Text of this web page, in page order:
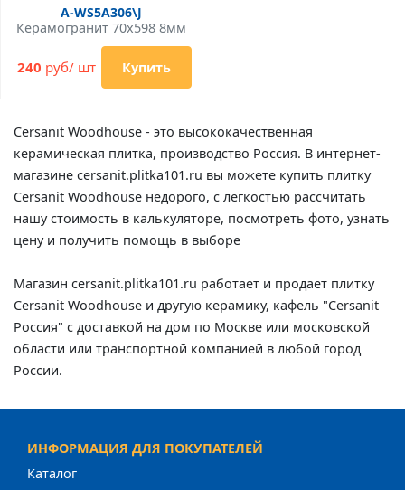
A-WS5A306\J
Керамогранит 70x598 8мм
240 руб/ шт Купить
Cersanit Woodhouse - это высококачественная
керамическая плитка, производство Россия. В интернет-
магазине cersanit.plitka101.ru вы можете купить плитку
Cersanit Woodhouse недорого, с легкостью рассчитать
нашу стоимость в калькуляторе, посмотреть фото, узнать
цену и получить помощь в выборе
Магазин cersanit.plitka101.ru работает и продает плитку
Cersanit Woodhouse и другую керамику, кафель "Cersanit
Россия" с доставкой на дом по Москве или московской
области или транспортной компанией в любой город
России.
ИНФОРМАЦИЯ ДЛЯ ПОКУПАТЕЛЕЙ
Каталог